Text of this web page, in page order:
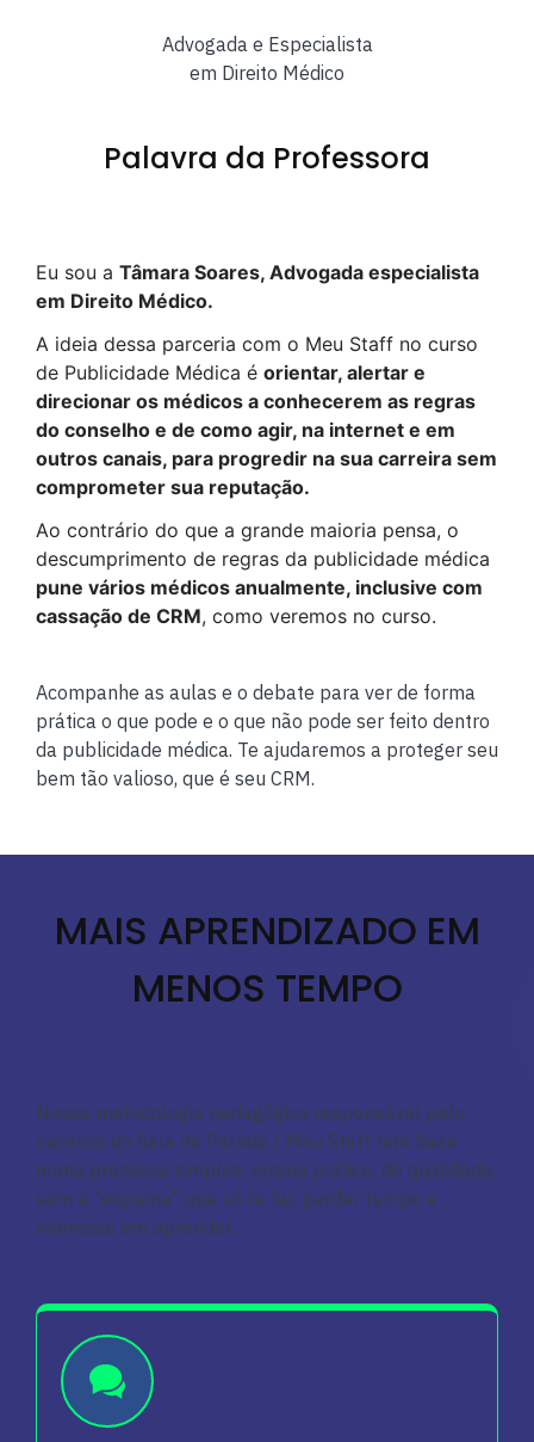
Advogada e Especialista
em Direito Médico
Palavra da Professora
Eu sou a Tâmara Soares, Advogada especialista
em Direito Médico.
A ideia dessa parceria com o Meu Staff no curso
de Publicidade Médica é orientar, alertar e
direcionar os médicos a conhecerem as regras
do conselho e de como agir, na internet e em
outros canais, para progredir na sua carreira sem
comprometer sua reputação.
Ao contrário do que a grande maioria pensa, o
descumprimento de regras da publicidade médica
pune vários médicos anualmente, inclusive com
cassação de CRM, como veremos no curso.
Acompanhe as aulas e o debate para ver de forma
prática o que pode e o que não pode ser feito dentro
da publicidade médica. Te ajudaremos a proteger seu
bem tão valioso, que é seu CRM.
MAIS APRENDIZADO EM
MENOS TEMPO
Nossa metodologia pedagógica responsável pelo
sucesso do Sala de Parada / Meu Staff tem base
numa premissa simples: ensino prático, de qualidade,
sem a "espuma" que só te faz perder tempo e
interesse em aprender.